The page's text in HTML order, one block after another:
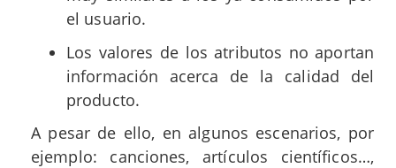
el usuario.
Los valores de los atributos no aportan
información acerca de la calidad del
producto.
A pesar de ello, en algunos escenarios, por
ejemplo: canciones, artículos científicos…,